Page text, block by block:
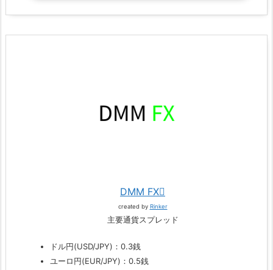
DMM FX
created by Rinker
主要通貨スプレッド
ドル円(USD/JPY)：0.3銭
ユーロ円(EUR/JPY)：0.5銭